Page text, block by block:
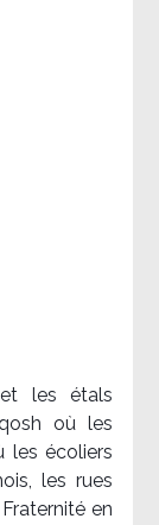
les étals
où les
les écoliers
les rues
en